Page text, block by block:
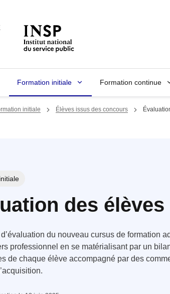
Formation initiale Formation continue
initiale Élèves issus des concours
des élèves
du nouveau cursus de formation
professionnel en se matérialisant par un
de chaque élève accompagné par des